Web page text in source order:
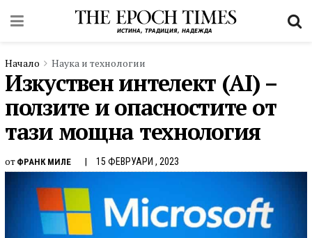
Начало Наука и технологии
Изкуствен интелект (AI) –
ползите и опасностите от
тази мощна технология
от ФРАНК МИЛЕ 15 ФЕВРУАРИ , 2023